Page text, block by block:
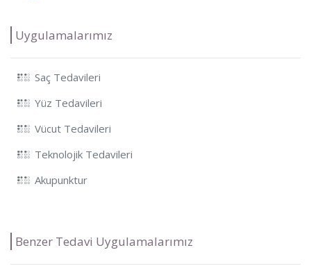
Uygulamalarımız
Saç Tedavileri
Yüz Tedavileri
Vücut Tedavileri
Teknolojik Tedavileri
Akupunktur
Benzer Tedavi Uygulamalarımız